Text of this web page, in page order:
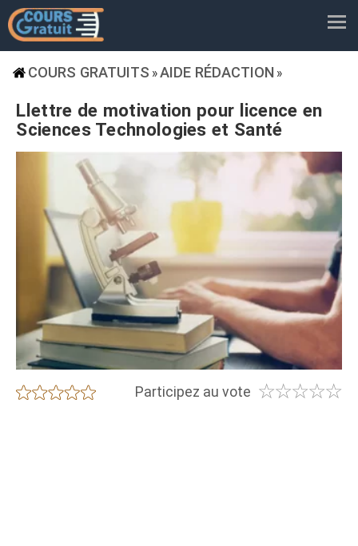
COURS GRATUITS »AIDE RÉDACTION »
Llettre de motivation pour licence en
Sciences Technologies et Santé
Participez au vote ☆☆☆☆☆
★★★★★